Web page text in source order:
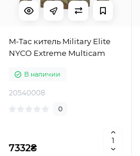
M-Tac китель Military Elite
NYCO Extreme Multicam
В наличии
20540008
0
7332₴